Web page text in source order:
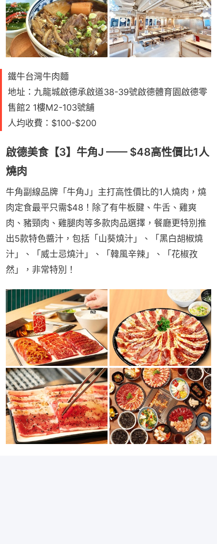
鐵牛台灣牛肉麵
地址：九龍城啟德承啟道38-39號啟德體育園啟德零
售館2 1樓M2-103號舖
人均收費：$100-$200
啟德美食【3】牛角J —— $48高性價比1人
燒肉
牛角副線品牌「牛角J」主打高性價比的1人燒肉，燒
肉定食最平只需$48！除了有牛板腱、牛舌、雞爽
肉、豬頸肉、雞腿肉等多款肉品選擇，餐廳更特別推
出5款特色醬汁，包括「山葵燒汁」、「黑白胡椒燒
汁」、「威士忌燒汁」、「韓風辛辣」、「花椒孜
然」，非常特別！